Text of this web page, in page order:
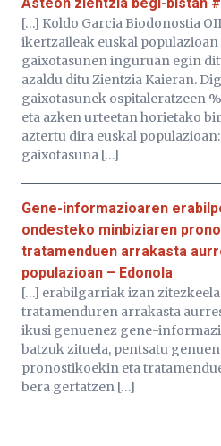
[…] Koldo Garcia Biodonostia
ikertzaileak euskal
gaixotasunen inguruan egin
azaldu ditu Zientzia Kaieran.
gaixotasunek ospitaleratzeen
eta azken urteetan horietako
aztertu dira euskal
gaixotasuna […]
Gene-informazioaren
ondesteko minbiziaren
tratamenduen arrakasta
populazioan – Edonola
[…] erabilgarriak izan
tratamenduren arrakasta
ikusi genuenez gene-
batzuk zituela, pentsatu
pronostikoekin eta
bera gertatzen […]